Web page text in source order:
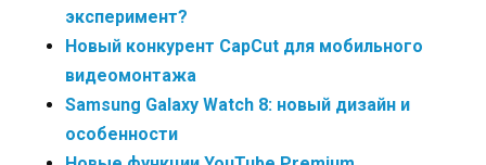
эксперимент?
Новый конкурент CapCut для мобильного
видеомонтажа
Samsung Galaxy Watch 8: новый дизайн и
особенности